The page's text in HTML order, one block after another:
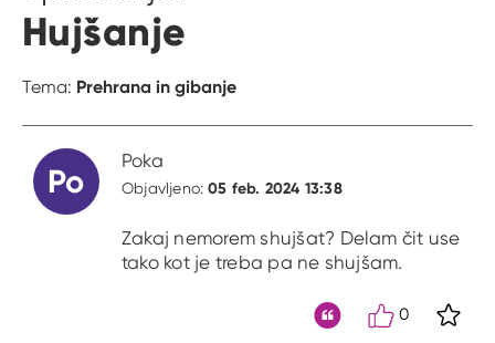
Hujšanje
Tema: Prehrana in gibanje
Po
Poka
Objavljeno:05 feb. 2024 13:38
Zakaj nemorem shujšat? Delam čit use
tako kot je treba pa ne shujšam.
0